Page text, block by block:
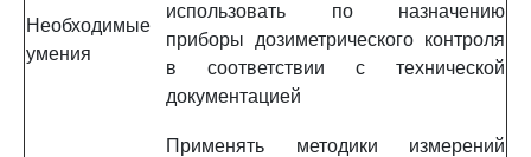
Необходимые
умения
использовать по назначению
приборы дозиметрического контроля
в соответствии с технической
документацией
Применять методики измерений